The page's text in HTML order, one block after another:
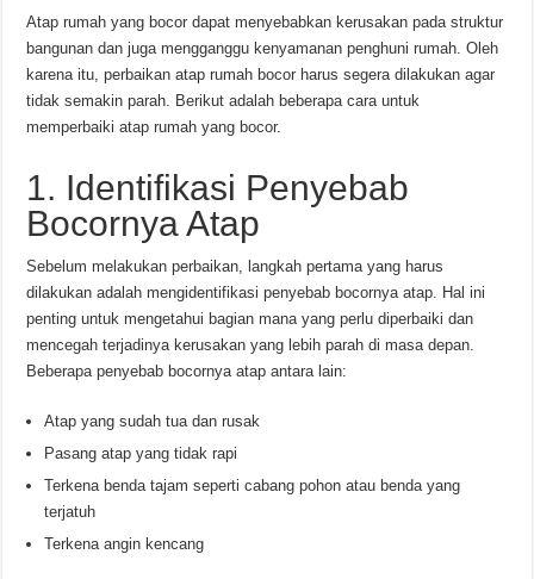
Atap rumah yang bocor dapat menyebabkan kerusakan pada struktur
bangunan dan juga mengganggu kenyamanan penghuni rumah. Oleh
karena itu, perbaikan atap rumah bocor harus segera dilakukan agar
tidak semakin parah. Berikut adalah beberapa cara untuk
memperbaiki atap rumah yang bocor.
1. Identifikasi Penyebab
Bocornya Atap
Sebelum melakukan perbaikan, langkah pertama yang harus
dilakukan adalah mengidentifikasi penyebab bocornya atap. Hal ini
penting untuk mengetahui bagian mana yang perlu diperbaiki dan
mencegah terjadinya kerusakan yang lebih parah di masa depan.
Beberapa penyebab bocornya atap antara lain:
Atap yang sudah tua dan rusak
Pasang atap yang tidak rapi
Terkena benda tajam seperti cabang pohon atau benda yang
terjatuh
Terkena angin kencang